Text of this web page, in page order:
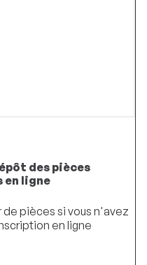
des pièces
ligne
pièces si vous n'avez
en ligne